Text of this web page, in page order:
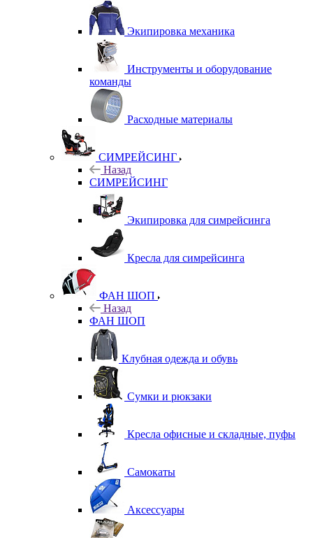
Экипировка механика
Инструменты и оборудование
команды
Расходные материалы
СИМРЕЙСИНГ
Назад
СИМРЕЙСИНГ
Экипировка для симрейсинга
Кресла для симрейсинга
ФАН ШОП
Назад
ФАН ШОП
Клубная одежда и обувь
Сумки и рюкзаки
Кресла офисные и складные, пуфы
Самокаты
Аксессуары